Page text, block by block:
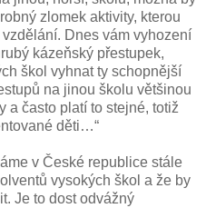
zlomek aktivity, kterou
Dnes vám vyhození
kázeňský přestupek,
škol vyhnat ty schopnější
na jinou školu většinou
a často platí to stejné, totiž
děti…“
v České republice stále
vysokých škol a že by
Je to dost odvážný